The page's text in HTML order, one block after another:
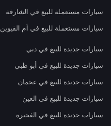
سيارات مستعملة للبيع في الشارقة
سيارات مستعملة للبيع في أم القيوين
سيارات جديدة للبيع في دبي
سيارات جديدة للبيع في أبو ظبي
سيارات جديدة للبيع في عجمان
سيارات جديدة للبيع في العين
سيارات جديدة للبيع في الفجيرة